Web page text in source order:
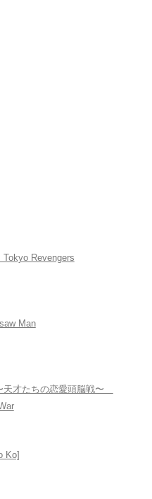
Revengers
Man
天才たちの恋愛頭脳戦〜
Ko]